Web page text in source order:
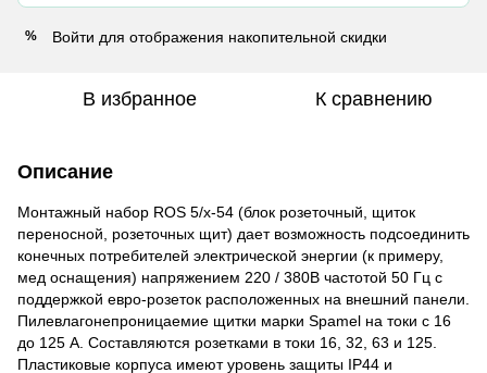
% Войти для отображения накопительной скидки
В избранное К сравнению
Описание
Монтажный набор ROS 5/x-54 (блок розеточный, щиток
переносной, розеточных щит) дает возможность подсоединить
конечных потребителей электрической энергии (к примеру,
мед оснащения) напряжением 220 / 380В частотой 50 Гц с
поддержкой евро-розеток расположенных на внешний панели.
Пилевлагонепроницаемие щитки марки Spamel на токи с 16
до 125 А. Составляются розетками в токи 16, 32, 63 и 125.
Пластиковые корпуса имеют уровень защиты IP44 и